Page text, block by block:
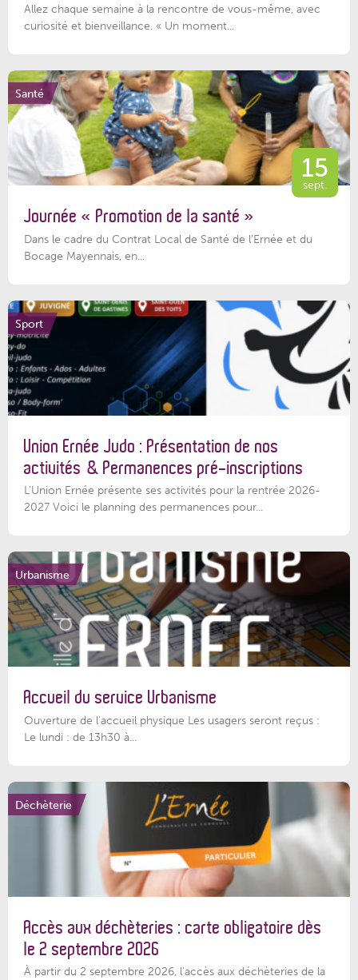
Allez chaque semaine à la rencontre de vous-même, avec
curiosité et bienveillance. « Un moment...
Santé
15
sept.
Journée « Promotion de la santé »
Dans le cadre du Contrat Local de Santé de l’Ernée et du
Bocage Mayennais, en...
Sport
Union Ernée Judo : Présentation de nos
activités & Permanences pré-inscriptions
L'Union Ernée présente ses activités pour la rentrée 2026-
2027 Voici le planning des permanences pour...
Urbanisme
Accueil du service Urbanisme
Ouverture de l'accueil physique Les usagers seront reçus :
Le lundi : de 13h30 à...
Déchèterie
Accès aux déchèteries : carte obligatoire dès
le 2 septembre 2026
À partir du 2 septembre 2026, l’accès aux déchèteries de la